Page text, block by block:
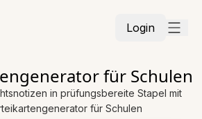
Login
für Schulen
in prüfungsbereite Stapel mit
für Schulen